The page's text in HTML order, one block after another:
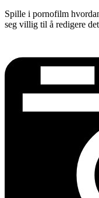
Spille i pornofilm
seg villig til å redigere